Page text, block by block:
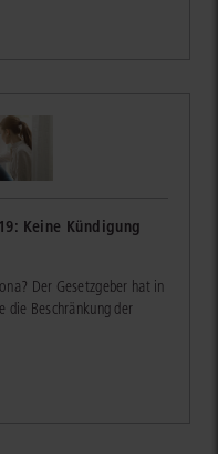
Keine Kündigung
Der Gesetzgeber hat in
die Beschränkung der